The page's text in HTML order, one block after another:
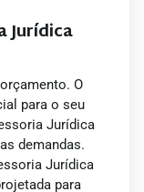
Jurídica
O
para o seu
Jurídica
demandas.
Jurídica
para